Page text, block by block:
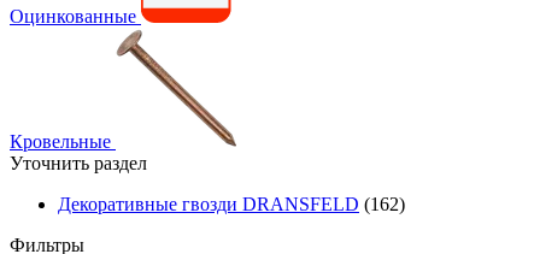
Оцинкованные
Кровельные
Уточнить раздел
Декоративные гвозди DRANSFELD (162)
Фильтры